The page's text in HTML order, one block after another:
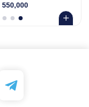
550,000